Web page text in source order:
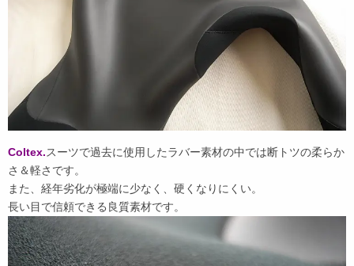
Coltex.スーツで過去に使用したラバー素材の中では断トツの柔らか
さ＆軽さです。
また、経年劣化が極端に少なく、硬くなりにくい。
長い目で信頼できる良質素材です。